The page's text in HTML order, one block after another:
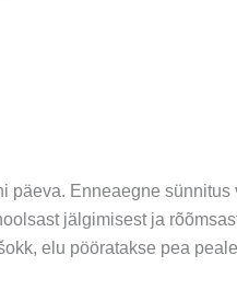
päeva. Enneaegne sünnitus
jälgimisest ja
elu pööratakse pea